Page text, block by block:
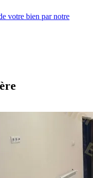
votre bien par notre